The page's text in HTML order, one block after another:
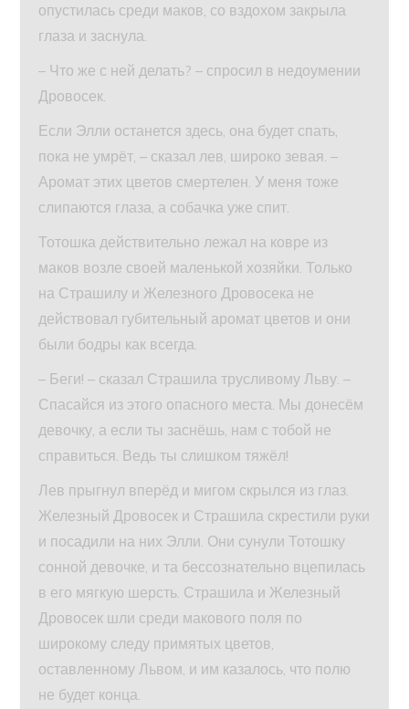
опустилась среди маков, со вздохом закрыла
глаза и заснула.
– Что же с ней делать? – спросил в недоумении
Дровосек.
Если Элли останется здесь, она будет спать,
пока не умрёт, – сказал лев, широко зевая. –
Аромат этих цветов смертелен. У меня тоже
слипаются глаза, а собачка уже спит.
Тотошка действительно лежал на ковре из
маков возле своей маленькой хозяйки. Только
на Страшилу и Железного Дровосека не
действовал губительный аромат цветов и они
были бодры как всегда.
– Беги! – сказал Страшила трусливому Льву. –
Спасайся из этого опасного места. Мы донесём
девочку, а если ты заснёшь, нам с тобой не
справиться. Ведь ты слишком тяжёл!
Лев прыгнул вперёд и мигом скрылся из глаз.
Железный Дровосек и Страшила скрестили руки
и посадили на них Элли. Они сунули Тотошку
сонной девочке, и та бессознательно вцепилась
в его мягкую шерсть. Страшила и Железный
Дровосек шли среди макового поля по
широкому следу примятых цветов,
оставленному Львом, и им казалось, что полю
не будет конца.